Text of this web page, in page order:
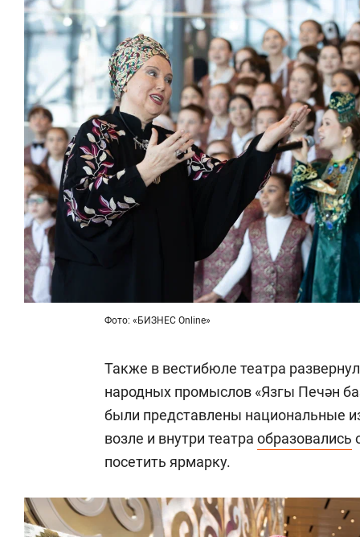
Фото: «БИЗНЕС Online»
Также в вестибюле театра
народных промыслов «Язгы Печән
были представлены национальные
возле и внутри театра образовались
посетить ярмарку.